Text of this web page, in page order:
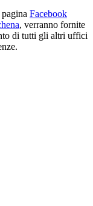
Facebook
, verranno fornite
di tutti gli altri uffici